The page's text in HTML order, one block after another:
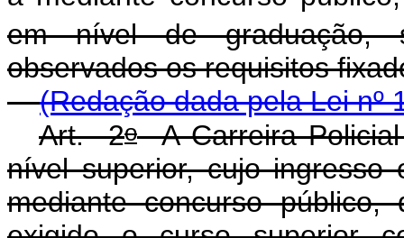
em nível de graduação,
observados os requisitos
(Redação dada pela Lei nº
Art. 2oA Carreira Policial
nível superior, cujo ingresso
mediante concurso